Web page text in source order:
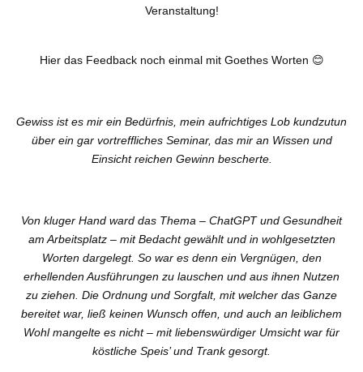
Veranstaltung!
Hier das Feedback noch einmal mit Goethes Worten 😊
Gewiss ist es mir ein Bedürfnis, mein aufrichtiges Lob kundzutun
über ein gar vortreffliches Seminar, das mir an Wissen und
Einsicht reichen Gewinn bescherte.
Von kluger Hand ward das Thema – ChatGPT und Gesundheit
am Arbeitsplatz – mit Bedacht gewählt und in wohlgesetzten
Worten dargelegt. So war es denn ein Vergnügen, den
erhellenden Ausführungen zu lauschen und aus ihnen Nutzen
zu ziehen. Die Ordnung und Sorgfalt, mit welcher das Ganze
bereitet war, ließ keinen Wunsch offen, und auch an leiblichem
Wohl mangelte es nicht – mit liebenswürdiger Umsicht war für
köstliche Speis’ und Trank gesorgt.